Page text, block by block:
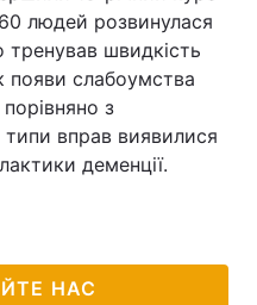
людей розвинулася
тренував швидкість
появи слабоумства
з
вправ виявилися
деменції.
НАС